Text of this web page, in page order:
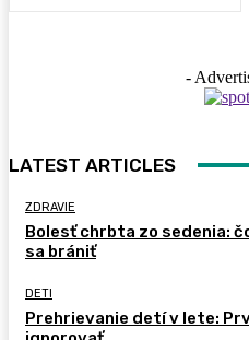
-
LATEST ARTICLES
ZDRAVIE
Bolesť chrbta zo sedenia:
sa brániť
DETI
Prehrievanie detí v lete: